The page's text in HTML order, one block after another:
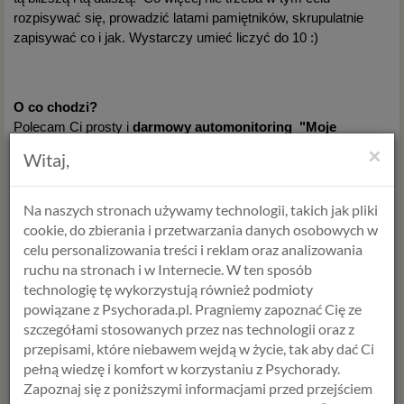
rozpisywać się, prowadzić latami pamiętników, skrupulatnie
zapisywać co i jak. Wystarczy umieć liczyć do 10 :)
O co chodzi?
Polecam Ci prosty i darmowy automonitoring "Moje
Wystarczy wejść na tę stronę >>
Automonitoring fantastyczne narzędzie autodiagnostyczne,
które pomoże Ci lepiej poznać siebie i zrozumieć, czemu
czasem czujesz się lepiej, a czasem gorzej. Możesz w nim
codziennie wypełniać swoje odczucia pod względem
zadowolenia z całokształtu swojego życia psychicznego oraz
życia erotycznego na dany dzień. To pozwoli Ci zaobserwować
na ile podlegasz wahaniom nastroju związanym z sytuacją
życiową lub meteorologiczną.
×
Witaj,
Na naszych stronach używamy technologii, takich jak pliki
cookie, do zbierania i przetwarzania danych osobowych w
celu personalizowania treści i reklam oraz analizowania
ruchu na stronach i w Internecie. W ten sposób
technologię tę wykorzystują również podmioty
powiązane z Psychorada.pl. Pragniemy zapoznać Cię ze
szczegółami stosowanych przez nas technologii oraz z
przepisami, które niebawem wejdą w życie, tak aby dać Ci
pełną wiedzę i komfort w korzystaniu z Psychorady.
Zapoznaj się z poniższymi informacjami przed przejściem